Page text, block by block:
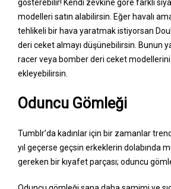
gösterebilir! Kendi zevkine göre farklı
modelleri satın alabilirsin. Eğer havalı
tehlikeli bir hava yaratmak istiyorsan
deri ceket almayı düşünebilirsin. Bunun
racer veya bomber deri ceket modellerini
ekleyebilirsin.
Oduncu Gömleği
Tumblr’da kadınlar için bir zamanlar
yıl geçerse geçsin erkeklerin dolabında
gereken bir kıyafet parçası; oduncu